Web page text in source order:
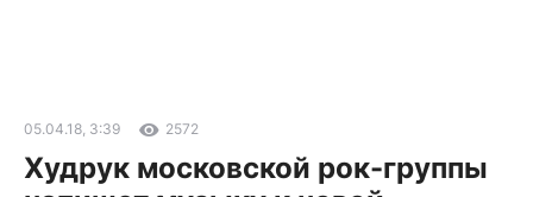
05.04.18, 3:39 2572
Худрук московской рок-группы